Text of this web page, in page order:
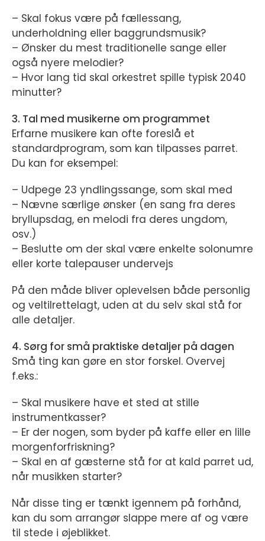
– Skal fokus være på fællessang,
underholdning eller baggrundsmusik?
– Ønsker du mest traditionelle sange eller
også nyere melodier?
– Hvor lang tid skal orkestret spille typisk 2040
minutter?
3. Tal med musikerne om programmet
Erfarne musikere kan ofte foreslå et
standardprogram, som kan tilpasses parret.
Du kan for eksempel:
– Udpege 23 yndlingssange, som skal med
– Nævne særlige ønsker (en sang fra deres
bryllupsdag, en melodi fra deres ungdom,
osv.)
– Beslutte om der skal være enkelte solonumre
eller korte talepauser undervejs
På den måde bliver oplevelsen både personlig
og veltilrettelagt, uden at du selv skal stå for
alle detaljer.
4. Sørg for små praktiske detaljer på dagen
Små ting kan gøre en stor forskel. Overvej
f.eks.:
– Skal musikere have et sted at stille
instrumentkasser?
– Er der nogen, som byder på kaffe eller en lille
morgenforfriskning?
– Skal en af gæsterne stå for at kald parret ud,
når musikken starter?
Når disse ting er tænkt igennem på forhånd,
kan du som arrangør slappe mere af og være
til stede i øjeblikket.